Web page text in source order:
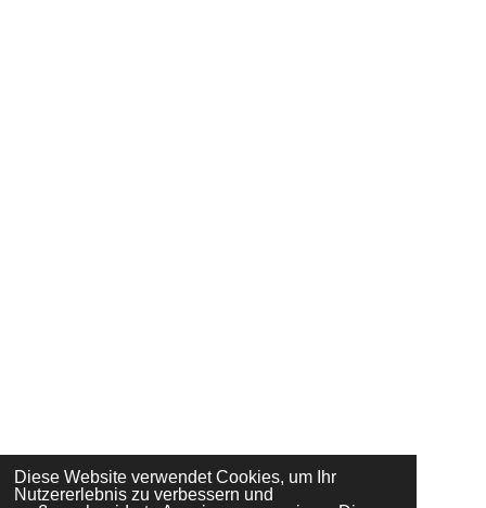
Diese Website verwendet Cookies, um Ihr
Nutzererlebnis zu verbessern und